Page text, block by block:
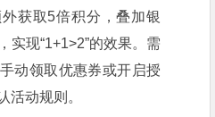
获取5倍积分，叠加银
实现“1+1>2”的效果。需
动领取优惠券或开启授
活动规则。